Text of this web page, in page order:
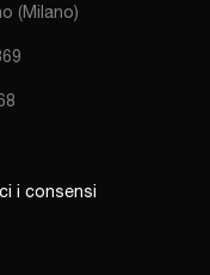
(Milano)
i consensi